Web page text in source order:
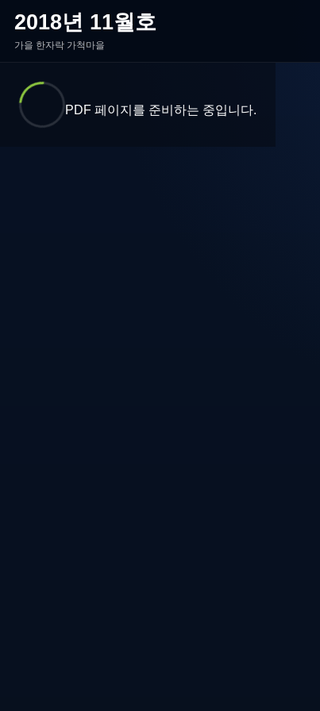
2018년 11월호
가을 한자락 가척마을
PDF 페이지를 준비하는 중입니다.